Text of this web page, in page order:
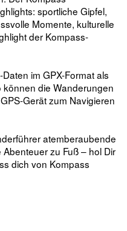
sportliche Gipfel,
Momente, kulturelle
der Kompass-
im GPX-Format als
können die Wanderungen
Gerät zum Navigieren
atemberaubende
zu Fuß – hol Dir
dich von Kompass